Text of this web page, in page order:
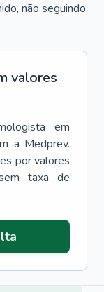
não seguindo
valores
em
a Medprev.
por valores
taxa de